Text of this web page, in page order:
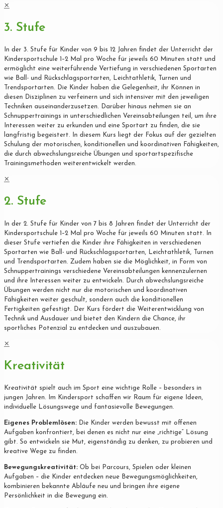
✕
3. Stufe
In der 3. Stufe für Kinder von 9 bis 12 Jahren findet der Unterricht der
Kindersportschule 1–2 Mal pro Woche für jeweils 60 Minuten statt und
ermöglicht eine weiterführende Vertiefung in verschiedenen Sportarten
wie Ball- und Rückschlagsportarten, Leichtathletik, Turnen und
Trendsportarten. Die Kinder haben die Gelegenheit, ihr Können in
diesen Disziplinen zu verfeinern und sich intensiver mit den jeweiligen
Techniken auseinanderzusetzen. Darüber hinaus nehmen sie an
Schnuppertrainings in unterschiedlichen Vereinsabteilungen teil, um ihre
Interessen weiter zu erkunden und eine Sportart zu finden, die sie
langfristig begeistert. In diesem Kurs liegt der Fokus auf der gezielten
Schulung der motorischen, konditionellen und koordinativen Fähigkeiten,
die durch abwechslungsreiche Übungen und sportartspezifische
Trainingsmethoden weiterentwickelt werden.
✕
2. Stufe
In der 2. Stufe für Kinder von 7 bis 8 Jahren findet der Unterricht der
Kindersportschule 1–2 Mal pro Woche für jeweils 60 Minuten statt. In
dieser Stufe vertiefen die Kinder ihre Fähigkeiten in verschiedenen
Sportarten wie Ball- und Rückschlagsportarten, Leichtathletik, Turnen
und Trendsportarten. Zudem haben sie die Möglichkeit, in Form von
Schnuppertrainings verschiedene Vereinsabteilungen kennenzulernen
und ihre Interessen weiter zu entwickeln. Durch abwechslungsreiche
Übungen werden nicht nur die motorischen und koordinativen
Fähigkeiten weiter geschult, sondern auch die konditionellen
Fertigkeiten gefestigt. Der Kurs fördert die Weiterentwicklung von
Technik und Ausdauer und bietet den Kindern die Chance, ihr
sportliches Potenzial zu entdecken und auszubauen.
✕
Kreativität
Kreativität spielt auch im Sport eine wichtige Rolle – besonders in
jungen Jahren. Im Kindersport schaffen wir Raum für eigene Ideen,
individuelle Lösungswege und fantasievolle Bewegungen.
Eigenes Problemlösen: Die Kinder werden bewusst mit offenen
Aufgaben konfrontiert, bei denen es nicht nur eine „richtige“ Lösung
gibt. So entwickeln sie Mut, eigenständig zu denken, zu probieren und
kreative Wege zu finden.
Bewegungskreativität: Ob bei Parcours, Spielen oder kleinen
Aufgaben – die Kinder entdecken neue Bewegungsmöglichkeiten,
kombinieren bekannte Abläufe neu und bringen ihre eigene
Persönlichkeit in die Bewegung ein.